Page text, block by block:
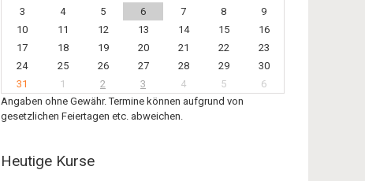
3
4 5 6 7 8
9
10
11 12 13 14 15
16
17
18 19 20 21 22
23
24
25 26 27 28 29
30
31
1 2 3 4 5
6
Angaben ohne Gewähr. Termine können aufgrund von
gesetzlichen Feiertagen etc. abweichen.
Heutige Kurse